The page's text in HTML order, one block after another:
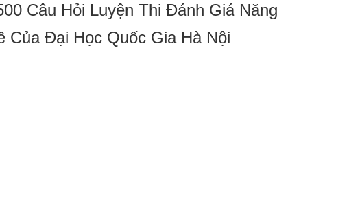
Câu Hỏi Luyện Thi Đánh Giá Năng
Của Đại Học Quốc Gia Hà Nội